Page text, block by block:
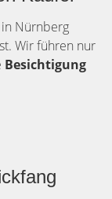
Nürnberg
Wir führen nur
Besichtigung